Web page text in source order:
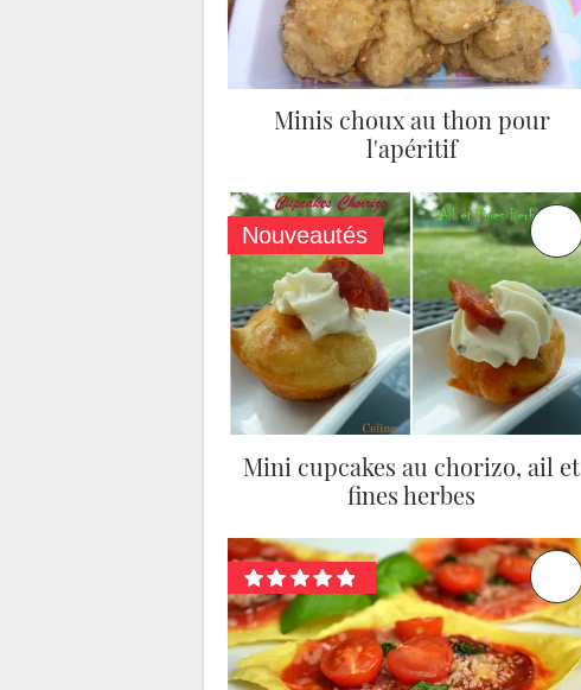
Minis choux au thon pour
l'apéritif
Nouveautés
Mini cupcakes au chorizo, ail et
fines herbes